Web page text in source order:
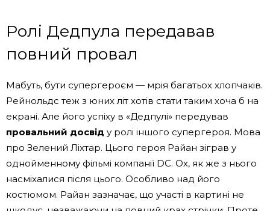
Ролі Дедпула передавав
повний провал
Мабуть, бути супергероєм — мрія багатьох хлопчаків.
Рейнольдс теж з юних літ хотів стати таким хоча б на
екрані. Але його успіху в «Дедпулі» передував
провальний досвід у ролі іншого супергероя. Мова
про Зелений Ліхтар. Цього героя Райан зіграв у
однойменному фільмі компанії DC. Ох, як же з нього
насміхалися після цього. Особливо над його
костюмом. Райан зазначає, що участі в картині не